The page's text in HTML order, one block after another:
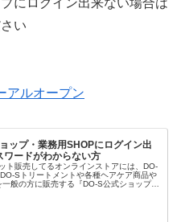
い
アルオープン
ップ・業務用SHOPにログイン出
ワードがわからない方
ト販売してるオンラインストアには、DO-
Sトリートメントや各種ヘアケア商品や
般の方に販売する『DO-S公式ショップ』